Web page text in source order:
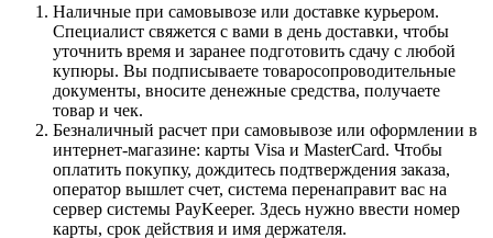
Наличные при самовывозе или доставке курьером.
Специалист свяжется с вами в день доставки, чтобы
уточнить время и заранее подготовить сдачу с любой
купюры. Вы подписываете товаросопроводительные
документы, вносите денежные средства, получаете
товар и чек.
Безналичный расчет при самовывозе или оформлении в
интернет-магазине: карты Visa и MasterCard. Чтобы
оплатить покупку, дождитесь подтверждения заказа,
оператор вышлет счет, система перенаправит вас на
сервер системы PayKeeper. Здесь нужно ввести номер
карты, срок действия и имя держателя.